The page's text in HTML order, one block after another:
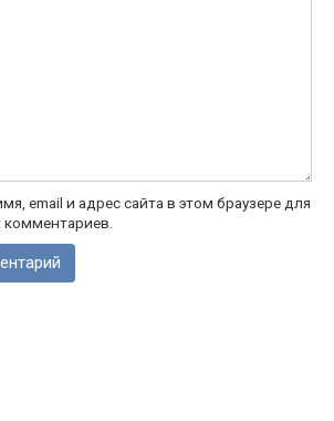
email и адрес сайта в этом браузере для